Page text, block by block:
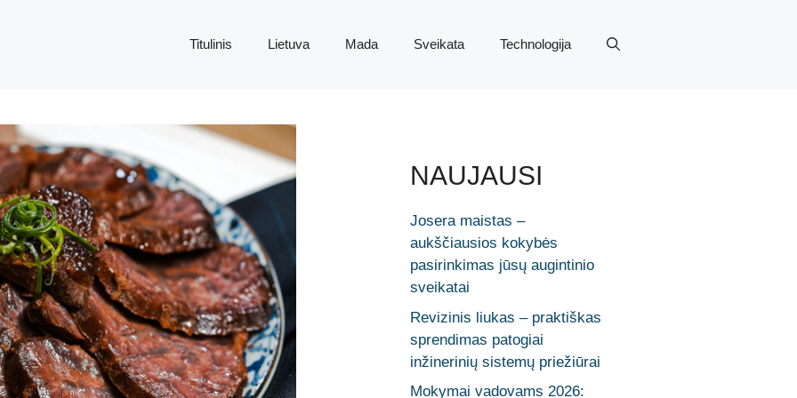
Titulinis Lietuva Mada Sveikata Technologija
NAUJAUSI
Josera maistas –
aukščiausios kokybės
pasirinkimas jūsų augintinio
sveikatai
Revizinis liukas – praktiškas
sprendimas patogiai
inžinerinių sistemų priežiūrai
Mokymai vadovams 2026: